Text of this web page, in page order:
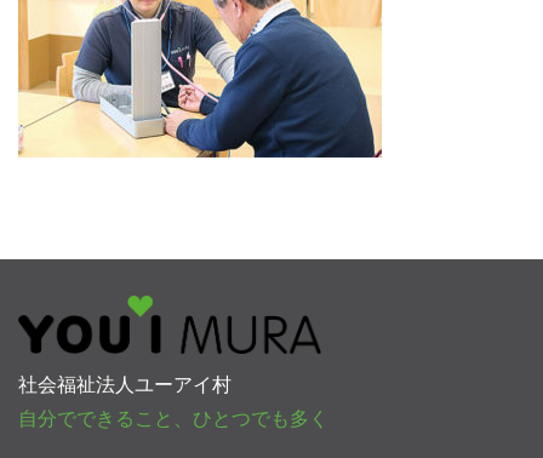
社会福祉法人ユーアイ村
自分でできること、ひとつでも多く